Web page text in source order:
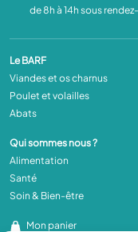
de 8h à 14h sous
Le BARF
Viandes et os charnus
Poulet et volailles
Abats
Qui sommes nous ?
Alimentation
Santé
Soin & Bien-être
Mon panier